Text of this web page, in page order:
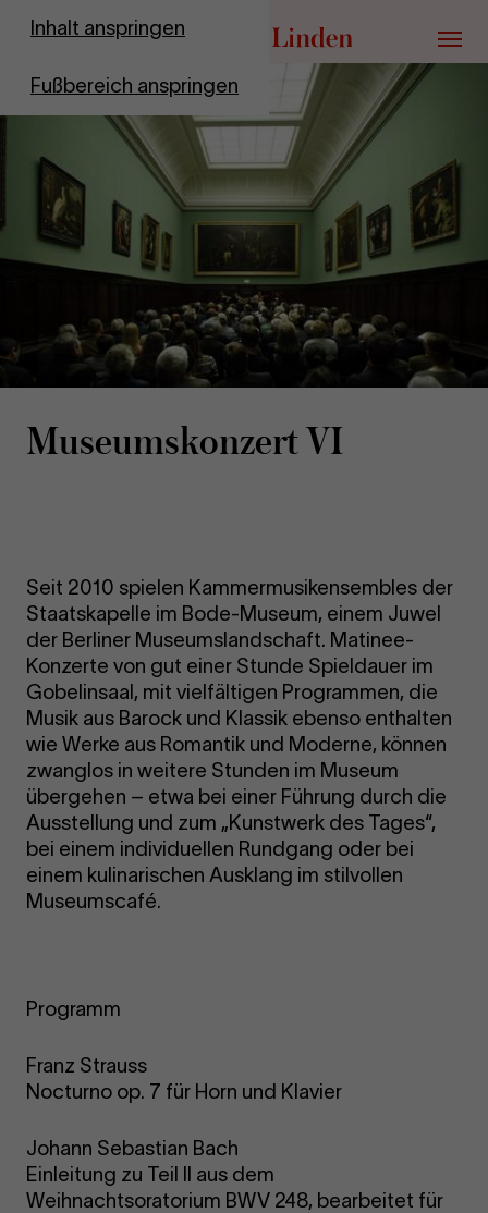
Inhalt anspringen
Fußbereich anspringen
Zur Startseite
Menü
Mu­se­ums­kon­zert VI
Seit 2010 spielen Kammermusikensembles der
Staatskapelle im Bode-Museum, einem Juwel
der Berliner Museumslandschaft. Matinee-
Konzerte von gut einer Stunde Spieldauer im
Gobelinsaal, mit vielfältigen Programmen, die
Musik aus Barock und Klassik ebenso enthalten
wie Werke aus Romantik und Moderne, können
zwanglos in weitere Stunden im Museum
übergehen – etwa bei einer Führung durch die
Ausstellung und zum „Kunstwerk des Tages“,
bei einem individuellen Rundgang oder bei
einem kulinarischen Ausklang im stilvollen
Museumscafé.
Programm
Franz Strauss
Nocturno op. 7 für Horn und Klavier
Johann Sebastian Bach
Einleitung zu Teil II aus dem
Weihnachtsoratorium BWV 248, bearbeitet für